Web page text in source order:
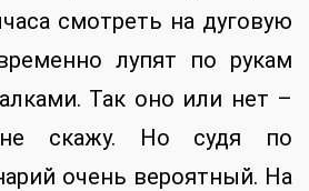
смотреть на дуговую
лупят по рукам
Так оно или нет –
скажу. Но судя по
очень вероятный. На